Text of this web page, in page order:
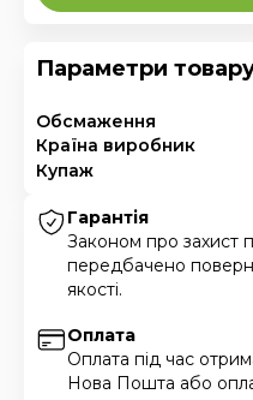
Параметри
Обсмаження
Країна виробник
Купаж
Гарантія
Законом про захист
передбачено
якості.
Оплата
Оплата під час
Нова Пошта або